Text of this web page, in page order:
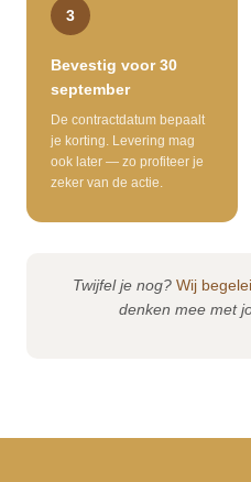
3
Bevestig voor 30
september
De contractdatum bepaalt
je korting. Levering mag
ook later — zo profiteer je
zeker van de actie.
Twijfel je nog? Wij
denken mee met